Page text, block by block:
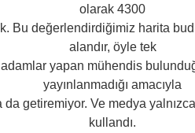
olarak 4300
Bu değerlendirdiğimiz harita
alandır, öyle tek
yapan mühendis
yayınlanmadığı amacıyla
getiremiyor. Ve medya
kullandı.